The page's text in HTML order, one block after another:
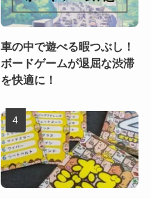
車の中で遊べる暇つぶし！
ボードゲームが退屈な渋滞
を快適に！